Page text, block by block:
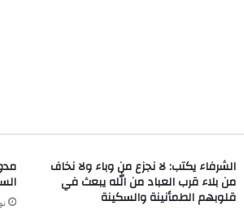
الشرفاء يكتب: لا نجزع من وباء ولا نخاف
من بلاء قرب العباد من الله يبعث في
قلوبهم الطمأنينة والسكينة